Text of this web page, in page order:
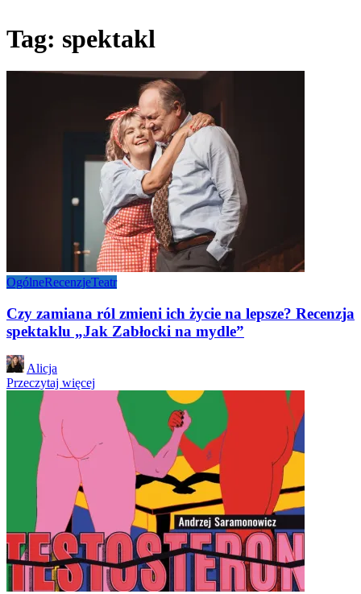
Tag: spektakl
OgólneRecenzjeTeatr
Czy zamiana ról zmieni ich życie na lepsze? Recenzja
spektaklu „Jak Zabłocki na mydle”
Posted
by
Alicja
Przeczytaj więcej